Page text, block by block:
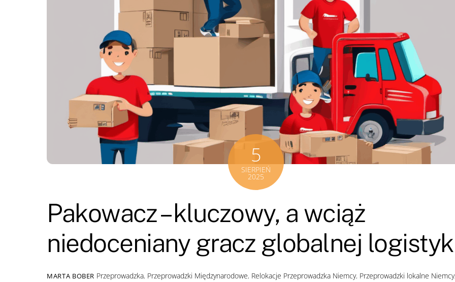
5
SIERPIEŃ
2025
Pakowacz – kluczowy, a wciąż
niedoceniany gracz globalnej
MARTA BOBER Przeprowadzka, Przeprowadzki Międzynarodowe, Relokacje Przeprowadzka Niemcy, Przeprowadzki lokalne Niemcy,